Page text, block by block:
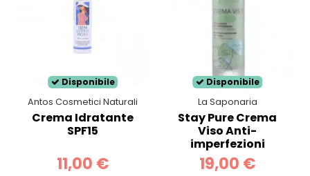
Disponibile
Antos Cosmetici Naturali
Crema Idratante
SPF15
11,00 €
Disponibile
La Saponaria
Stay Pure Crema
Viso Anti-
imperfezioni
19,00 €